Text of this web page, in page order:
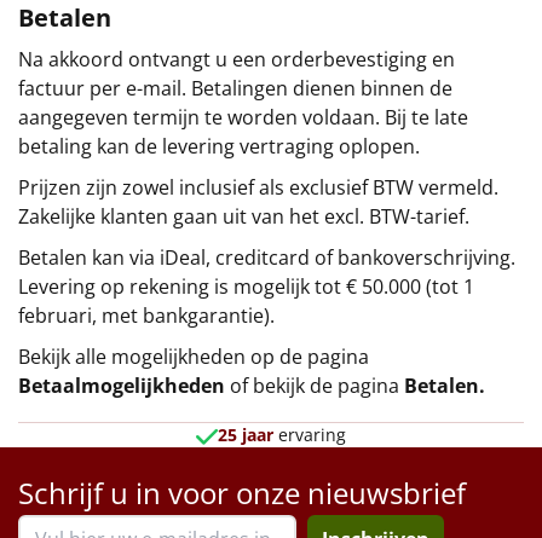
Betalen
Na akkoord ontvangt u een orderbevestiging en
factuur per e-mail. Betalingen dienen binnen de
aangegeven termijn te worden voldaan. Bij te late
betaling kan de levering vertraging oplopen.
Prijzen zijn zowel inclusief als exclusief BTW vermeld.
Zakelijke klanten gaan uit van het excl. BTW-tarief.
Betalen kan via iDeal, creditcard of bankoverschrijving.
Levering op rekening is mogelijk tot € 50.000 (tot 1
februari, met bankgarantie).
Bekijk alle mogelijkheden op de pagina
Betaalmogelijkheden of bekijk de pagina Betalen.
25 jaar ervaring
Schrijf u in voor onze nieuwsbrief